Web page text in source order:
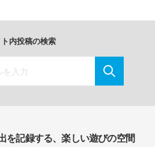
内投稿の検索
を記録する、楽しい遊びの空間